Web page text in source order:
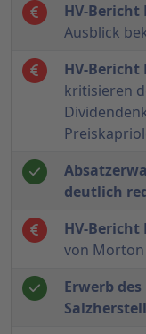
HV-Bericht
Ausblick
HV-Bericht
kritisieren
deutlich
HV-Bericht
von
Erwerb